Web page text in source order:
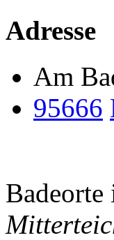
Adresse
Am
95666